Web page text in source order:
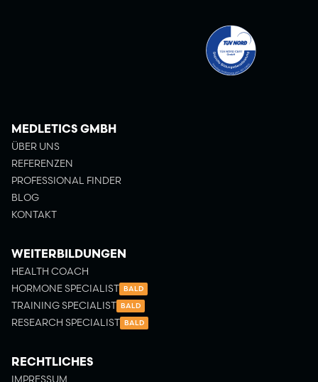
MEDLETICS GMBH
ÜBER UNS
REFERENZEN
PROFESSIONAL FINDER
BLOG
KONTAKT
WEITERBILDUNGEN
HEALTH COACH
HORMONE SPECIALIST BALD
TRAINING SPECIALIST BALD
RESEARCH SPECIALIST BALD
RECHTLICHES
IMPRESSUM